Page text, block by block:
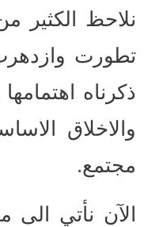
نلاحظ الكثير
تطورت
ذكرناه
والاخلاق
مجتمع.
الآن نأتي الى